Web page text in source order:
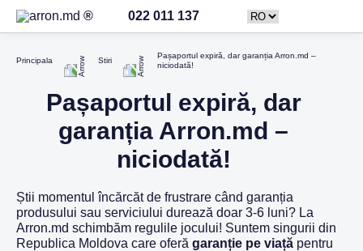
022 011 137
Principala Stiri
Pașaportul expiră, dar garanția Arron.md –
niciodată!
Pașaportul expiră, dar
garanția Arron.md –
niciodată!
Știi momentul încărcăt de frustrare când garanția
produsului sau serviciului durează doar 3-6 luni? La
Arron.md schimbăm regulile jocului! Suntem singurii din
Republica Moldova care oferă garanție pe viață pentru